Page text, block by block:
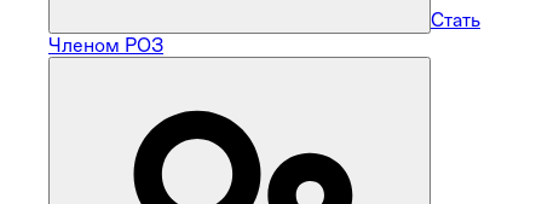
Стать
Членом РОЗ